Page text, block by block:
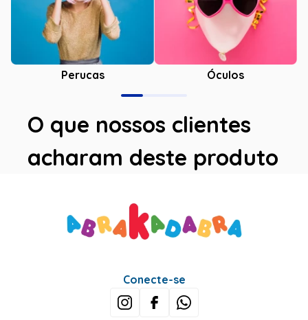
Perucas Óculos
O que nossos clientes
acharam deste produto
Conecte-se